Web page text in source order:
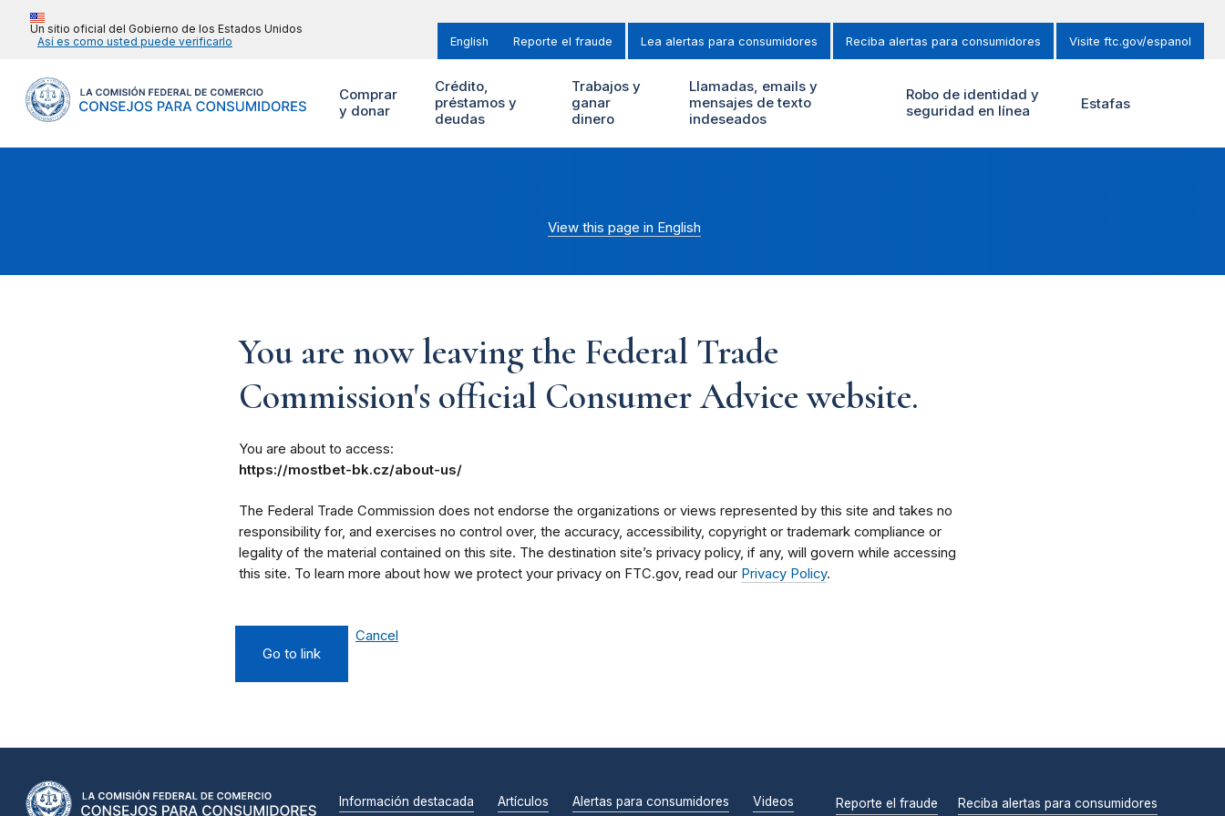
Un sitio oficial del Gobierno de los Estados Unidos
Así es como usted puede verificarlo
English Reporte el fraude Lea alertas para consumidores Reciba alertas para consumidores Visite ftc.gov/espanol
Comprar
y donar
Crédito,
préstamos y
deudas
Trabajos y
ganar
dinero
Llamadas, emails y
mensajes de texto
indeseados
Robo de identidad y
seguridad en línea
Estafas
View this page in English
You are now leaving the Federal Trade
Commission's official Consumer Advice website.
You are about to access:
https://mostbet-bk.cz/about-us/
The Federal Trade Commission does not endorse the organizations or views represented by this site and takes no
responsibility for, and exercises no control over, the accuracy, accessibility, copyright or trademark compliance or
legality of the material contained on this site. The destination site’s privacy policy, if any, will govern while accessing
this site. To learn more about how we protect your privacy on FTC.gov, read our Privacy Policy.
Go to link
Cancel
Información destacada Artículos Alertas para consumidores Videos Reporte el fraude Reciba alertas para consumidores